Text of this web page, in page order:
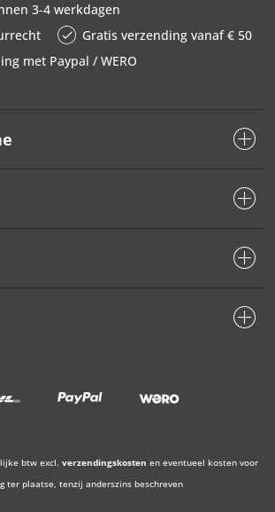
3-4 werkdagen
Gratis verzending vanaf € 50
met Paypal / WERO
btw excl. verzendingskosten en eventueel kosten voor
ter plaatse, tenzij anderszins beschreven